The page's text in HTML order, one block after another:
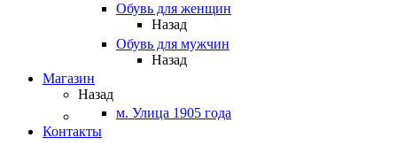
Обувь для женщин
Назад
Обувь для мужчин
Назад
Магазин
Назад
м. Улица 1905 года
Контакты